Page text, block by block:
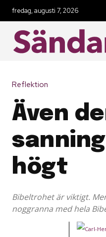
fredag, augusti 7, 2026
Reflektion
Även
högt
Bibeltrohet är viktigt.
noggranna med hela